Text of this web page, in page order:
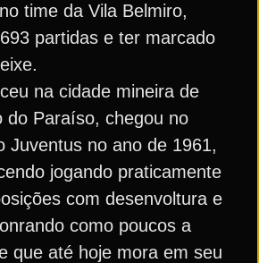
time da Vila Belmiro,
partidas e ter marcado
na cidade mineira de
do Paraíso, chegou no
Juventus no ano de 1961,
jogando praticamente
com desenvoltura e
como poucos a
que até hoje mora em seu